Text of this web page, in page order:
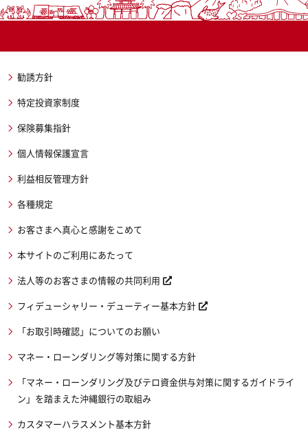
勧誘方針
特定投資家制度
保険募集指針
個人情報保護宣言
利益相反管理方針
各種規定
お客さまへ真心と感謝をこめて
本サイトのご利用にあたって
法人等のお客さまの情報の共同利用
フィデューシャリー・デューティー基本方針
「お取引時確認」についてのお願い
マネー・ローンダリング等対策に関する方針
「マネー・ローンダリング及びテロ資金供与対策に関するガイドライ
ン」を踏まえた沖縄銀行の取組み
カスタマーハラスメント基本方針